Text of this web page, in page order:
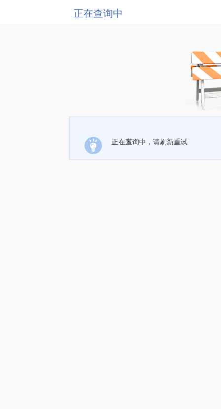
正在查询中
正在查询中，请刷新重试